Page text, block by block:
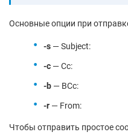
Основные опции при
-s — Subject:
-c — Cc:
-b — BCc:
-r — From:
Чтобы отправить простое